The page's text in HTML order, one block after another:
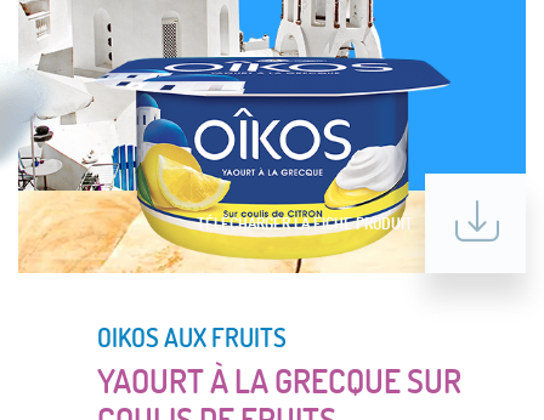
TÉLÉCHARGER LA FICHE PRODUIT
OIKOS AUX FRUITS
YAOURT À LA GRECQUE SUR